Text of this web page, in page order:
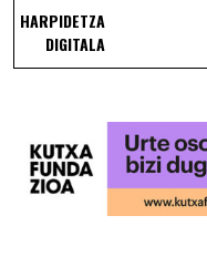
HARPIDETZA
DIGITALA